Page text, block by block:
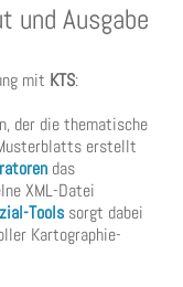
und Ausgabe
mit KTS:
der die thematische
erstellt
das
XML-Datei
Tools sorgt dabei
Kartographie-